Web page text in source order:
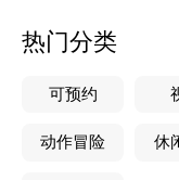
热门分类
可预约
动作冒险 休